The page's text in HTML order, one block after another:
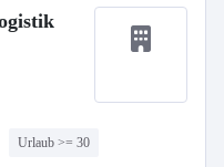
Urlaub >= 30